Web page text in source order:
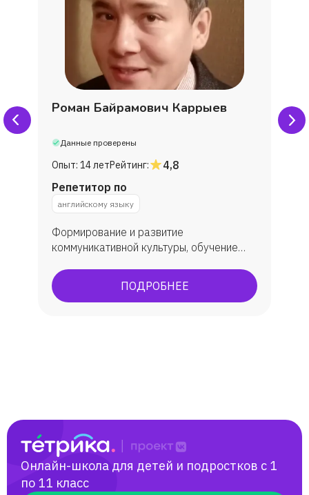
Роман Байрамович Каррыев
Данные проверены
Опыт: 14 летРейтинг:
4,8
Репетитор по
английскому языку
Формирование и развитие
коммуникативной культуры, обучение
языком, углубленное изучение. В
результате обучения у учеников
ПОДРОБНЕЕ
Онлайн-школа для детей и подростков с 1
по 11 класс